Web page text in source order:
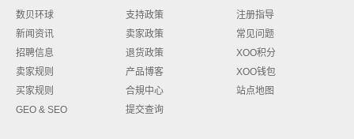
数贝环球
新闻资讯
招聘信息
卖家规则
买家规则
GEO & SEO
支持政策
卖家政策
退货政策
产品博客
合規中心
提交查询
注册指导
常见问题
XOO积分
XOO钱包
站点地图